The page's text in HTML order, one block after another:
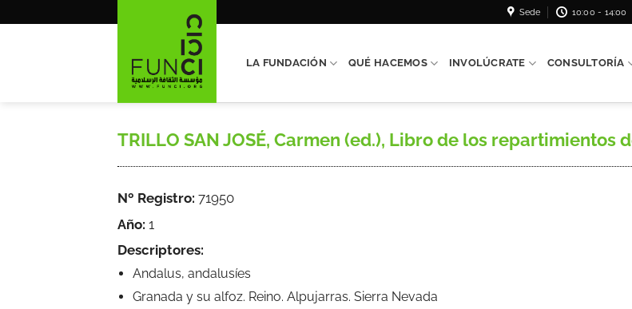
Sede 10:00 - 14:00
LA FUNDACIÓN QUÉ HACEMOS INVOLÚCRATE CONSULTORÍA
TRILLO SAN JOSÉ, Carmen (ed.), Libro de los repartimientos
Nº Registro: 71950
Año: 1
Descriptores:
Andalus, andalusíes
Granada y su alfoz. Reino. Alpujarras. Sierra Nevada